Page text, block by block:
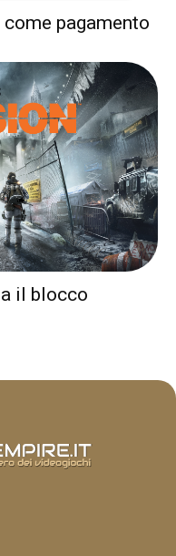
pagamento
il blocco